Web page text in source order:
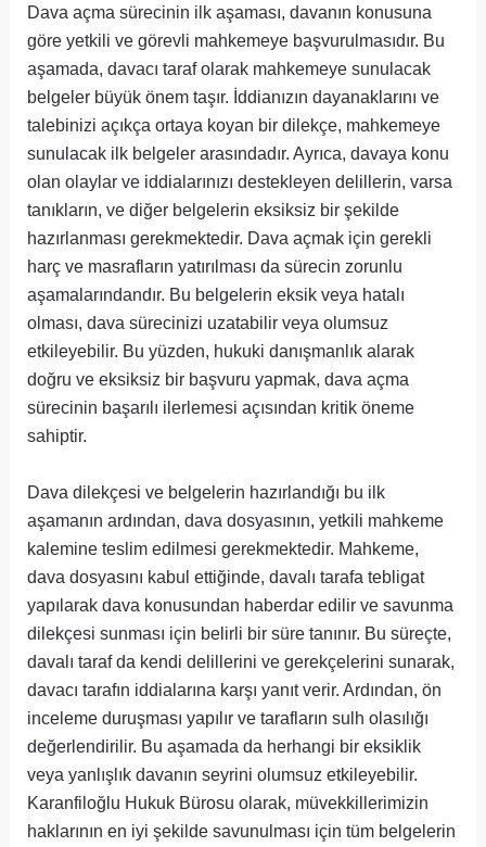
Dava açma sürecinin ilk aşaması, davanın konusuna
göre yetkili ve görevli mahkemeye başvurulmasıdır. Bu
aşamada, davacı taraf olarak mahkemeye sunulacak
belgeler büyük önem taşır. İddianızın dayanaklarını ve
talebinizi açıkça ortaya koyan bir dilekçe, mahkemeye
sunulacak ilk belgeler arasındadır. Ayrıca, davaya konu
olan olaylar ve iddialarınızı destekleyen delillerin, varsa
tanıkların, ve diğer belgelerin eksiksiz bir şekilde
hazırlanması gerekmektedir. Dava açmak için gerekli
harç ve masrafların yatırılması da sürecin zorunlu
aşamalarındandır. Bu belgelerin eksik veya hatalı
olması, dava sürecinizi uzatabilir veya olumsuz
etkileyebilir. Bu yüzden, hukuki danışmanlık alarak
doğru ve eksiksiz bir başvuru yapmak, dava açma
sürecinin başarılı ilerlemesi açısından kritik öneme
sahiptir.
Dava dilekçesi ve belgelerin hazırlandığı bu ilk
aşamanın ardından, dava dosyasının, yetkili mahkeme
kalemine teslim edilmesi gerekmektedir. Mahkeme,
dava dosyasını kabul ettiğinde, davalı tarafa tebligat
yapılarak dava konusundan haberdar edilir ve savunma
dilekçesi sunması için belirli bir süre tanınır. Bu süreçte,
davalı taraf da kendi delillerini ve gerekçelerini sunarak,
davacı tarafın iddialarına karşı yanıt verir. Ardından, ön
inceleme duruşması yapılır ve tarafların sulh olasılığı
değerlendirilir. Bu aşamada da herhangi bir eksiklik
veya yanlışlık davanın seyrini olumsuz etkileyebilir.
Karanfiloğlu Hukuk Bürosu olarak, müvekkillerimizin
haklarının en iyi şekilde savunulması için tüm belgelerin